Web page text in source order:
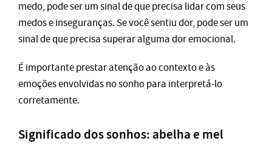
medo, pode ser um sinal de que precisa lidar com seus
medos e inseguranças. Se você sentiu dor, pode ser um
sinal de que precisa superar alguma dor emocional.
É importante prestar atenção ao contexto e às
emoções envolvidas no sonho para interpretá-lo
corretamente.
Significado dos sonhos: abelha e mel